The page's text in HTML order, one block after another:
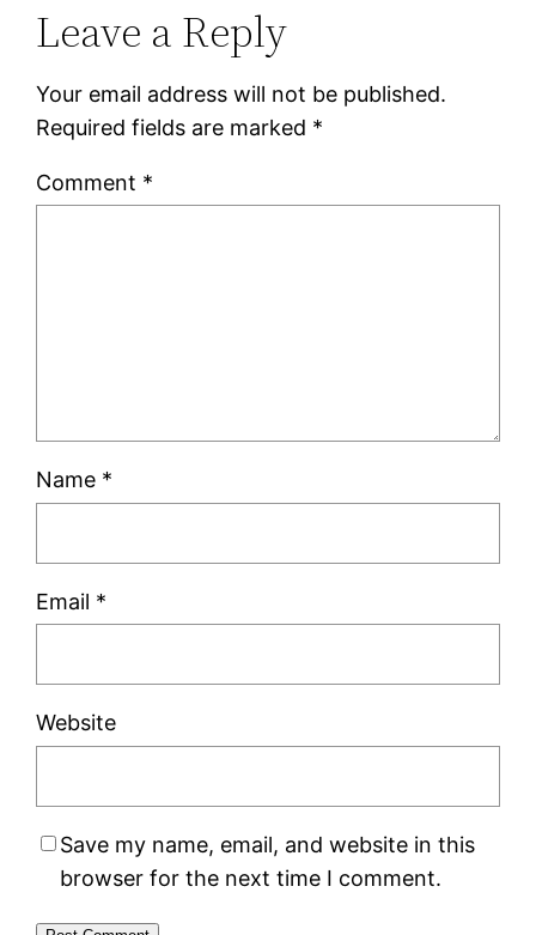
Leave a Reply
Your email address will not be published.
Required fields are marked *
Comment *
Name *
Email *
Website
Save my name, email, and website in this
browser for the next time I comment.